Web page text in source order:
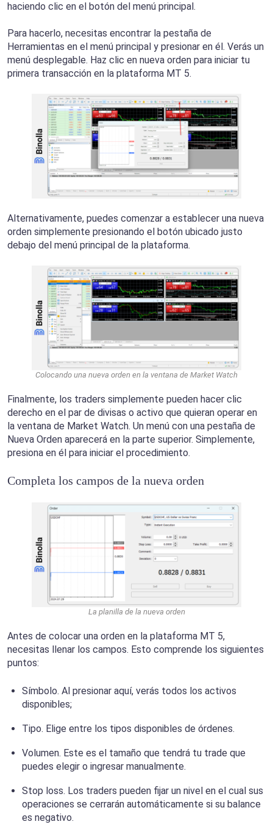
haciendo clic en el botón del menú principal.
Para hacerlo, necesitas encontrar la pestaña de
Herramientas en el menú principal y presionar en él. Verás un
menú desplegable. Haz clic en nueva orden para iniciar tu
primera transacción en la plataforma MT 5.
Alternativamente, puedes comenzar a establecer una nueva
orden simplemente presionando el botón ubicado justo
debajo del menú principal de la plataforma.
Colocando una nueva orden en la ventana de Market Watch
Finalmente, los traders simplemente pueden hacer clic
derecho en el par de divisas o activo que quieran operar en
la ventana de Market Watch. Un menú con una pestaña de
Nueva Orden aparecerá en la parte superior. Simplemente,
presiona en él para iniciar el procedimiento.
Completa los campos de la nueva orden
La planilla de la nueva orden
Antes de colocar una orden en la plataforma MT 5,
necesitas llenar los campos. Esto comprende los siguientes
puntos:
Símbolo. Al presionar aquí, verás todos los activos
disponibles;
Tipo. Elige entre los tipos disponibles de órdenes.
Volumen. Este es el tamaño que tendrá tu trade que
puedes elegir o ingresar manualmente.
Stop loss. Los traders pueden fijar un nivel en el cual sus
operaciones se cerrarán automáticamente si su balance
es negativo.